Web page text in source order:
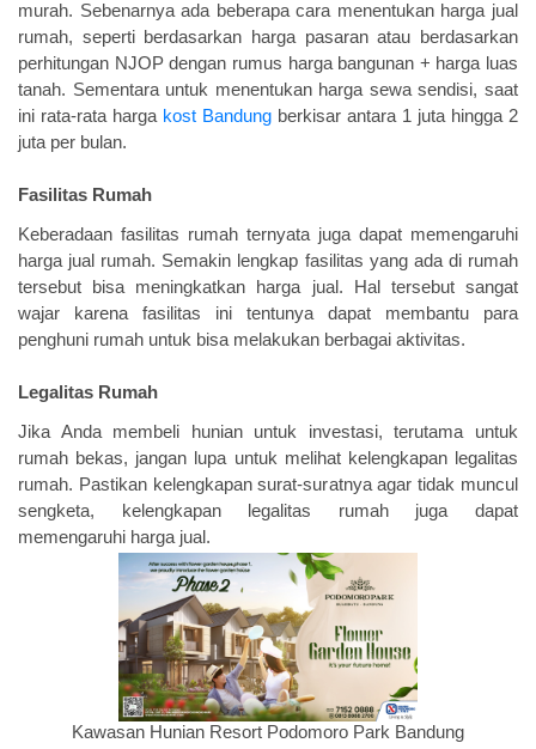
murah. Sebenarnya ada beberapa cara menentukan harga jual
rumah, seperti berdasarkan harga pasaran atau berdasarkan
perhitungan NJOP dengan rumus harga bangunan + harga luas
tanah. Sementara untuk menentukan harga sewa sendisi, saat
ini rata-rata harga kost Bandung berkisar antara 1 juta hingga 2
juta per bulan.
Fasilitas Rumah
Keberadaan fasilitas rumah ternyata juga dapat memengaruhi
harga jual rumah. Semakin lengkap fasilitas yang ada di rumah
tersebut bisa meningkatkan harga jual. Hal tersebut sangat
wajar karena fasilitas ini tentunya dapat membantu para
penghuni rumah untuk bisa melakukan berbagai aktivitas.
Legalitas Rumah
Jika Anda membeli hunian untuk investasi, terutama untuk
rumah bekas, jangan lupa untuk melihat kelengkapan legalitas
rumah. Pastikan kelengkapan surat-suratnya agar tidak muncul
sengketa, kelengkapan legalitas rumah juga dapat
memengaruhi harga jual.
Kawasan Hunian Resort Podomoro Park Bandung